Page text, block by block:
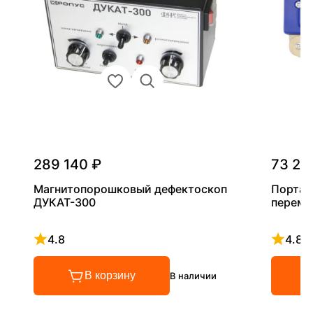
289 140 ₽
Магнитопорошковый дефектоскоп
ДУКАТ-300
4.8
Рейтинг 4.8 из 5
В корзину В наличии
73
4.8